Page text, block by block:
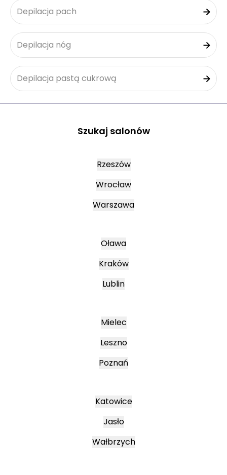
Depilacja pach
Depilacja nóg
Depilacja pastą cukrową
Szukaj salonów
Rzeszów
Wrocław
Warszawa
Oława
Kraków
Lublin
Mielec
Leszno
Poznań
Katowice
Jasło
Wałbrzych